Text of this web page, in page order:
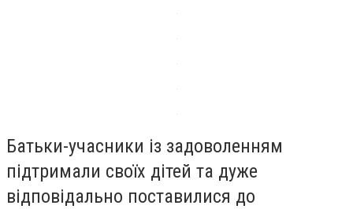
Батьки-учасники із задоволенням
підтримали своїх дітей та дуже
відповідально поставилися до